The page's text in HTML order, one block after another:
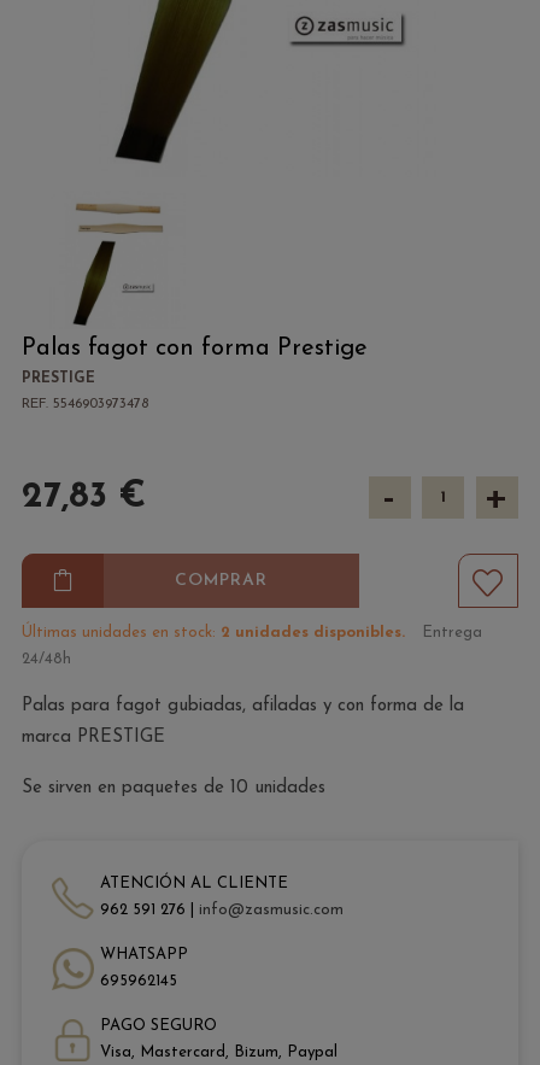
Palas fagot con forma Prestige
PRESTIGE
REF. 5546903973478
27,83 € - +
COMPRAR
Últimas unidades en stock: 2 unidades disponibles.
Entrega
24/48h
Palas para fagot gubiadas, afiladas y con forma de la
marca PRESTIGE
Se sirven en paquetes de 10 unidades
ATENCIÓN AL CLIENTE
962 591 276 | info@zasmusic.com
WHATSAPP
695962145
PAGO SEGURO
Visa, Mastercard, Bizum, Paypal